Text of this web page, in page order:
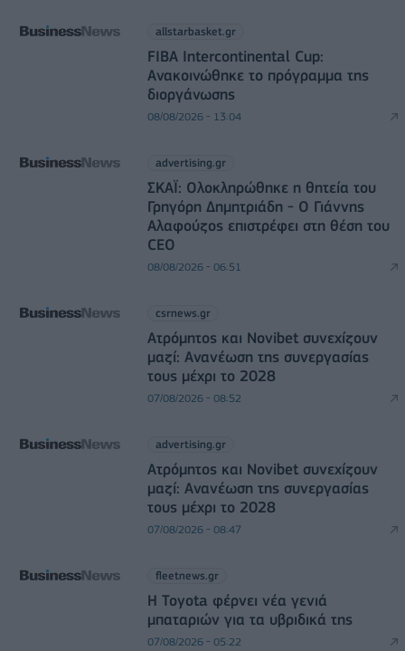
allstarbasket.gr
FIBA Intercontinental Cup:
Ανακοινώθηκε το πρόγραμμα της
διοργάνωσης
08/08/2026 - 13:04
advertising.gr
ΣΚΑΪ: Ολοκληρώθηκε η θητεία του
Γρηγόρη Δημητριάδη - Ο Γιάννης
Αλαφούζος επιστρέφει στη θέση του
CEO
08/08/2026 - 06:51
csrnews.gr
Ατρόμητος και Novibet συνεχίζουν
μαζί: Ανανέωση της συνεργασίας
τους μέχρι το 2028
07/08/2026 - 08:52
advertising.gr
Ατρόμητος και Novibet συνεχίζουν
μαζί: Ανανέωση της συνεργασίας
τους μέχρι το 2028
07/08/2026 - 08:47
fleetnews.gr
Η Toyota φέρνει νέα γενιά
μπαταριών για τα υβριδικά της
07/08/2026 - 05:22